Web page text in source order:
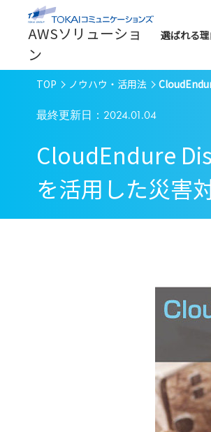
AWSソリューショ
ン
選ばれる
TOP ノウハウ・活用法
最終更新日：2024.01.04
CloudEndure
を活用した災害